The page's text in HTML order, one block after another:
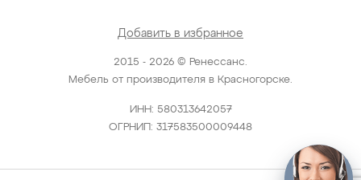
2015 - 2026 © Ренессанс.
Мебель от производителя в Красногорске.
ИНН: 580313642057
ОГРНИП: 317583500009448
Добавить в избранное